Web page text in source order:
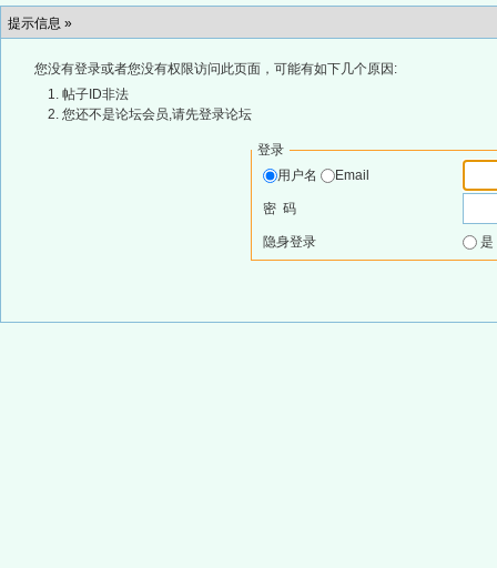
提示信息 »
您没有登录或者您没有权限访问此页面，可能有如下几个原因:
帖子ID非法
您还不是论坛会员,请先登录论坛
登录
用户名
Email
密 码
隐身登录